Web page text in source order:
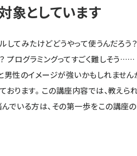
象としています
してみたけどどうやって使うんだろう
プログラミングってすごく難しそう
男性のイメージが強いかもしれませ
おります。 この講座内容では、教えら
でいる方は、その第一歩をこの講座